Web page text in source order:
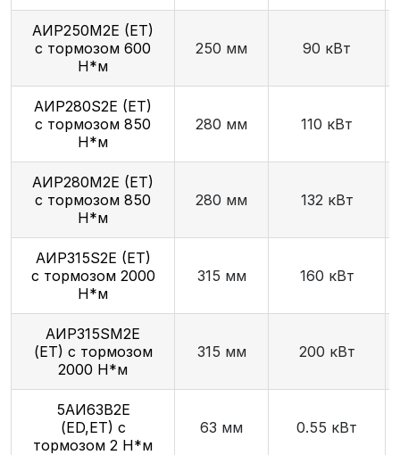
АИР250М2E (ET)
с тормозом 600
Н*м
250 мм 90 кВт
АИР280S2E (ET)
с тормозом 850
Н*м
280 мм 110 кВт
АИР280М2E (ET)
с тормозом 850
Н*м
280 мм 132 кВт
АИР315S2E (ET)
с тормозом 2000
Н*м
315 мм 160 кВт
АИР315SМ2E
(ET) с тормозом
2000 Н*м
315 мм 200 кВт
5АИ63В2E
(ED,ET) с
тормозом 2 Н*м
63 мм 0.55 кВт